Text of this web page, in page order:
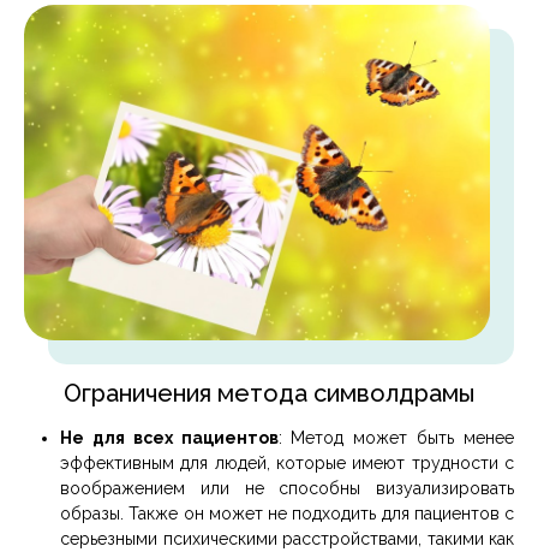
Ограничения метода символдрамы
Не для всех пациентов: Метод может быть менее
эффективным для людей, которые имеют трудности с
воображением или не способны визуализировать
образы. Также он может не подходить для пациентов с
серьезными психическими расстройствами, такими как